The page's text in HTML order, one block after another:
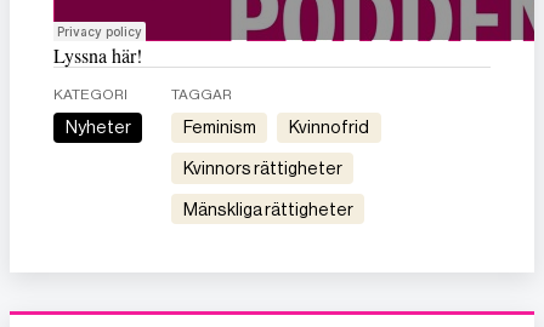
Lyssna här!
KATEGORI
Nyheter
TAGGAR
feminism kvinnofrid
kvinnors rättigheter
mänskliga rättigheter